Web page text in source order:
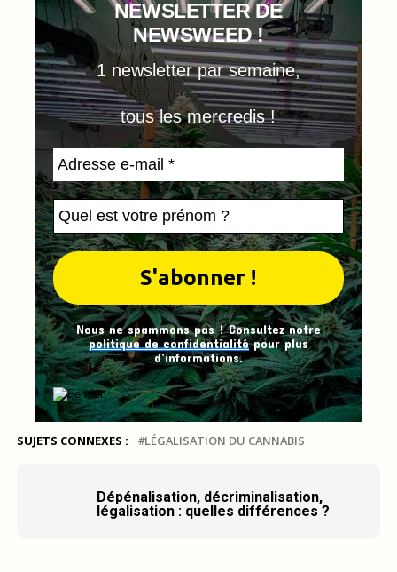
NEWSLETTER DE
NEWSWEED !
1 newsletter par semaine,
tous les mercredis !
Nous ne spammons pas ! Consultez notre
politique de confidentialitépour plus
d’informations.
SUJETS CONNEXES : LÉGALISATION DU CANNABIS
Dépénalisation, décriminalisation,
légalisation : quelles différences ?